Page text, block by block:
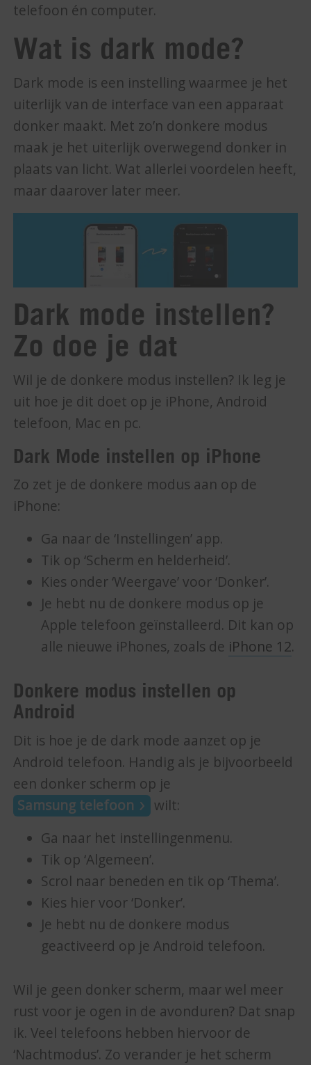
telefoon én computer.
Wat is dark mode?
Dark mode is een instelling waarmee je het
uiterlijk van de interface van een apparaat
donker maakt. Met zo’n donkere modus
maak je het uiterlijk overwegend donker in
plaats van licht. Wat allerlei voordelen heeft,
maar daarover later meer.
Dark mode instellen?
Zo doe je dat
Wil je de donkere modus instellen? Ik leg je
uit hoe je dit doet op je iPhone, Android
telefoon, Mac en pc.
Dark Mode instellen op iPhone
Zo zet je de donkere modus aan op de
iPhone:
Ga naar de ‘Instellingen’ app.
Tik op ‘Scherm en helderheid’.
Kies onder ‘Weergave’ voor ‘Donker’.
Je hebt nu de donkere modus op je
Apple telefoon geïnstalleerd. Dit kan op
alle nieuwe iPhones, zoals de iPhone 12.
Donkere modus instellen op
Android
Dit is hoe je de dark mode aanzet op je
Android telefoon. Handig als je bijvoorbeeld
een donker scherm op je
Samsung telefoon
wilt:­
Ga naar het instellingenmenu.
Tik op ‘Algemeen’.
Scrol naar beneden en tik op ‘Thema’.
Kies hier voor ‘Donker’.
Je hebt nu de donkere modus
geactiveerd op je Android telefoon.
Wil je geen donker scherm, maar wel meer
rust voor je ogen in de avonduren? Dat snap
ik. Veel telefoons hebben hiervoor de
‘Nachtmodus’. Zo verander je het scherm